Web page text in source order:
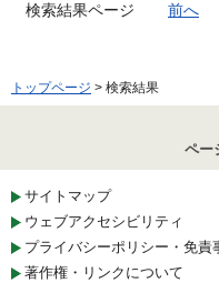
検索結果ページ 前へ
トップページ > 検索結果
ペー
サイトマップ
ウェブアクセシビリティ
プライバシーポリシー・免責
著作権・リンクについて